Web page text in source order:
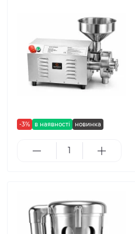
-3% в наявності новинка